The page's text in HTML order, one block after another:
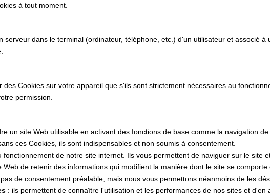
à tout moment.
serveur dans le terminal (ordinateur, téléphone, etc.) d'un utilisateur et associé
Cookies sur votre appareil que s'ils sont strictement nécessaires au
permission.
un site Web utilisable en activant des fonctions de base comme la navigation
ces Cookies, ils sont indispensables et non soumis à consentement.
de notre site internet. Ils vous permettent de naviguer sur le site
Web de retenir des informations qui modifient la manière dont le site se
de consentement préalable, mais nous vous permettons néanmoins de les
: ils permettent de connaître l'utilisation et les performances de nos sites et